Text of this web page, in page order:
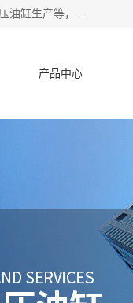
盐城哈特机械有限公司是一家非标油缸厂家，主营业务：非标液压油缸、汽车尾板油缸、cnc数控车床加工、液压油缸生产等，公司已通过了 ISO9000 质、量管理体系认证和 ISO14001、环境管理体系认证,力求成为一家以技术实力著称的多元化机械制造企业。
产品中心